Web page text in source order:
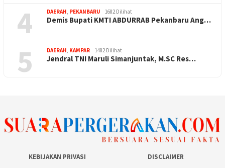
4 DAERAH, PEKANBARU 1682 Dilihat
Demis Bupati KMTI ABDURRAB Pekanbaru Ang…
5 DAERAH, KAMPAR 1482 Dilihat
Jendral TNI Maruli Simanjuntak, M.SC Res…
KEBIJAKAN PRIVASI
DISCLAIMER